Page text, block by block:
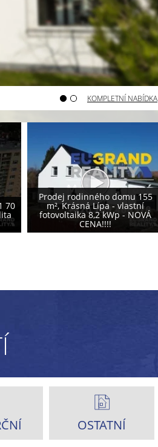
KOMPLETNÍ NABÍDKA
Varnsdorf - prodej pozemku
800 m²
OSTATNÍ